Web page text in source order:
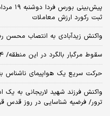
ثبت رکورد ارزش معاملات
واکنش زیدآبادی به انتصاب محسن
سقوط مرگبار بالگرد در این منطقه/ ۴ نفر جان باختند
حرکت سریع یک هواپیمای ناشناس
واکنش فرزند شهید لاریجانی به یک
ترور/ فرضیه شناسایی در روز قدس